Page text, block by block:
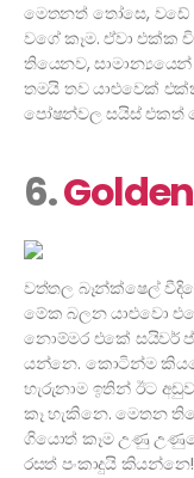
මෙතනත් තෝසෙ, වඩේ
වගේ කෑම. ඒවා එක්ක
තියෙනව,
තමයි තව යාළුවෙක්
පෝෂන්වල සයිස් එකත්
6.
වත්තල බෑන්ක්ෂෙල්
මේක බලන යාළුවො
නොම්මර එකේ සයිවර්
යන්නෙ. කොටින්ම
හැරුනාම ඉතින් ඊට
කෑ හැකිනෙ. මෙතන
ගියොත් කෑම උණු
රසත් පංකාදුයි කියන්නෙ!